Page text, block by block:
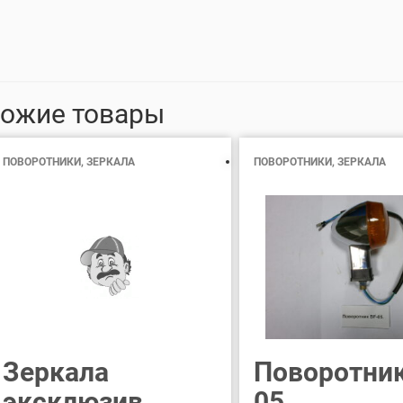
товары
ПОВОРОТНИКИ, ЗЕРКАЛА
Зеркала
ПОВОРОТНИКИ, ЗЕРКАЛА